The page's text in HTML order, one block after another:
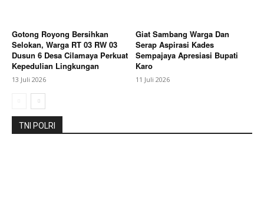
Berita Lainnya Wabup Karo Pemeliharaan Tradisi
Budaya Adalah Tanggung Jawab Bersama
Gotong Royong Bersihkan
Selokan, Warga RT 03 RW 03
Dusun 6 Desa Cilamaya Perkuat
Kepedulian Lingkungan
13 Juli 2026
Giat Sambang Warga Dan
Serap Aspirasi Kades
Sempajaya Apresiasi Bupati
Karo
11 Juli 2026
TNI POLRI